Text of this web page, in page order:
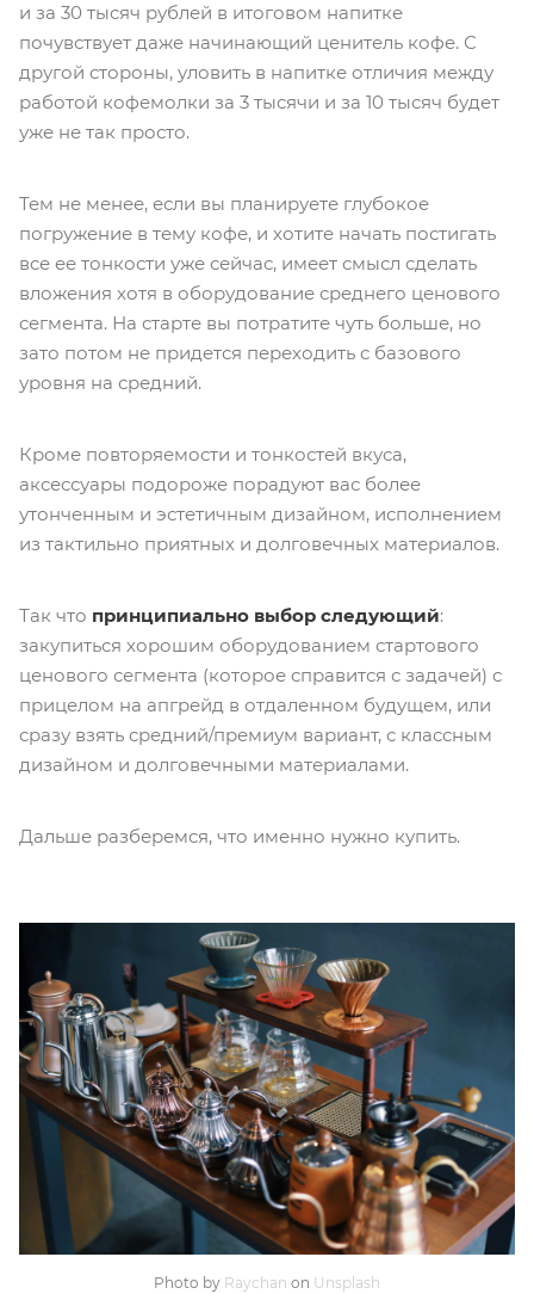
и за 30 тысяч рублей в итоговом напитке
почувствует даже начинающий ценитель кофе. С
другой стороны, уловить в напитке отличия между
работой кофемолки за 3 тысячи и за 10 тысяч будет
уже не так просто.
Тем не менее, если вы планируете глубокое
погружение в тему кофе, и хотите начать постигать
все ее тонкости уже сейчас, имеет смысл сделать
вложения хотя в оборудование среднего ценового
сегмента. На старте вы потратите чуть больше, но
зато потом не придется переходить с базового
уровня на средний.
Кроме повторяемости и тонкостей вкуса,
аксессуары подороже порадуют вас более
утонченным и эстетичным дизайном, исполнением
из тактильно приятных и долговечных материалов.
Так что принципиально выбор следующий:
закупиться хорошим оборудованием стартового
ценового сегмента (которое справится с задачей) с
прицелом на апгрейд в отдаленном будущем, или
сразу взять средний/премиум вариант, с классным
дизайном и долговечными материалами.
Дальше разберемся, что именно нужно купить.
Photo by Raychan on Unsplash